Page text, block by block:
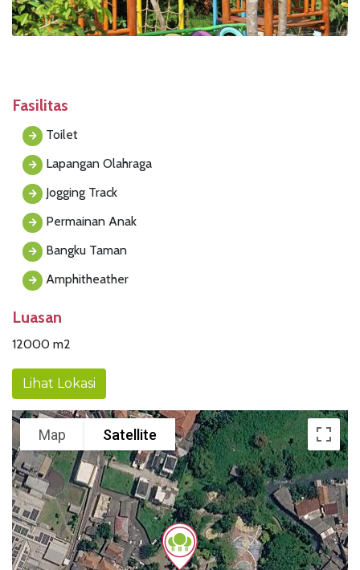
Fasilitas
Toilet
Lapangan Olahraga
Jogging Track
Permainan Anak
Bangku Taman
Amphitheather
Luasan
12000 m2
Lihat Lokasi
Map Satellite